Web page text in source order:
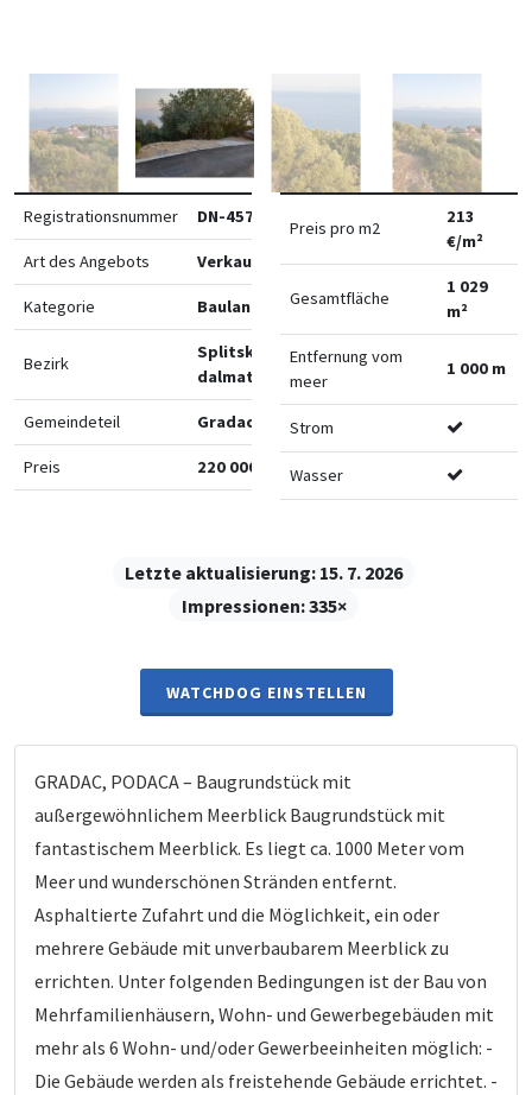
Registrationsnummer DN-45742
Art des Angebots Verkauf
Kategorie Bauland
Bezirk
Splitsko-
dalmatinska
Gemeindeteil Gradac
Preis 220 000 €
Preis pro m2
213
€/m²
Gesamtfläche
1 029
m²
Entfernung vom
meer
1 000 m
Strom
Wasser
Letzte aktualisierung: 15. 7. 2026
Impressionen:335×
WATCHDOG EINSTELLEN
GRADAC, PODACA – Baugrundstück mit
außergewöhnlichem Meerblick Baugrundstück mit
fantastischem Meerblick. Es liegt ca. 1000 Meter vom
Meer und wunderschönen Stränden entfernt.
Asphaltierte Zufahrt und die Möglichkeit, ein oder
mehrere Gebäude mit unverbaubarem Meerblick zu
errichten. Unter folgenden Bedingungen ist der Bau von
Mehrfamilienhäusern, Wohn- und Gewerbegebäuden mit
mehr als 6 Wohn- und/oder Gewerbeeinheiten möglich: -
Die Gebäude werden als freistehende Gebäude errichtet. -